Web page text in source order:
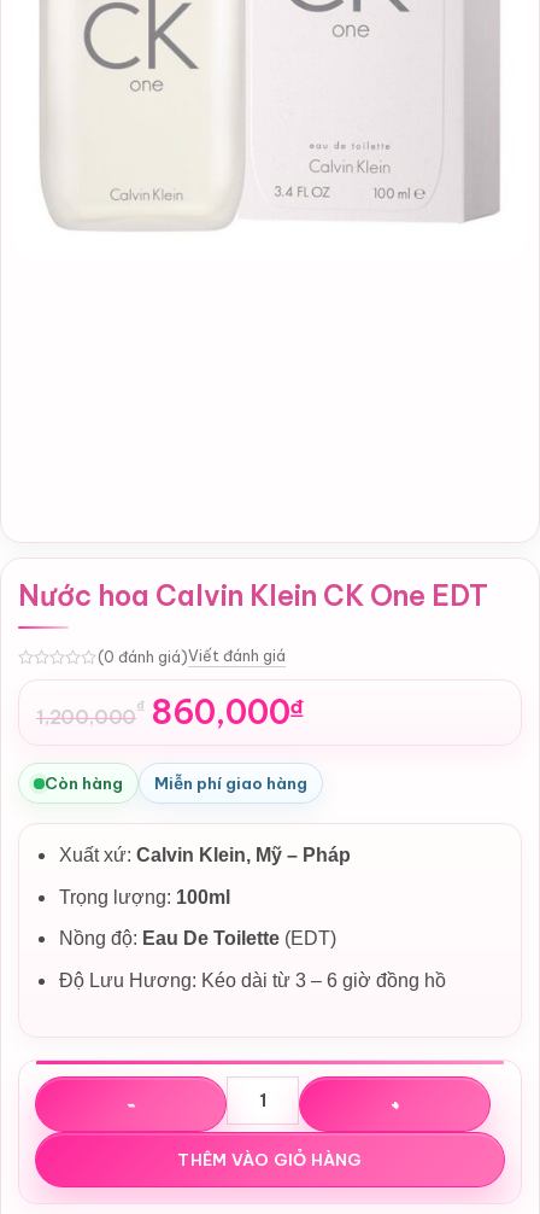
Nước hoa Calvin Klein CK One EDT
(0 đánh giá)Viết đánh giá
1,200,000₫
Giá
gốc
là:
1,200,000₫.
860,000₫
Giá
hiện
tại
là:
860,000₫.
Còn hàng Miễn phí giao hàng
Xuất xứ: Calvin Klein, Mỹ – Pháp
Trọng lượng: 100ml
Nồng độ: Eau De Toilette(EDT)
Độ Lưu Hương: Kéo dài từ 3 – 6 giờ đồng hồ
Nước hoa Calvin Klein CK One EDT số lượng
THÊM VÀO GIỎ HÀNG